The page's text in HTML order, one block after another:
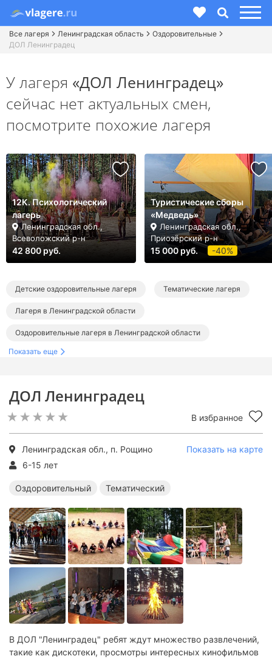
Все лагеря Ленинградская область
Оздоровительные
ДОЛ Ленинградец
ДОЛ Ленинградец
В избранное
Ленинградская обл., п. Рощино
Показать на карте
6-15 лет
Оздоровительный Тематический
В ДОЛ "Ленинградец" ребят ждут множество развлечений,
такие как дискотеки, просмотры интересных кинофильмов
У лагеря «ДОЛ Ленинградец»
сейчас нет актуальных смен,
посмотрите похожие лагеря
12К. Психологический
лагерь
Ленинградская обл.,
Всеволожский р-н
42 800 руб.
Туристические сборы
«Медведь»
Ленинградская обл.,
Приозёрский р-н
15 000 руб. -40%
Детские оздоровительные лагеря Тематические лагеря
Лагеря в Ленинградской области
Оздоровительные лагеря в Ленинградской области
Тематические лагеря в Ленинградской области
Показать еще